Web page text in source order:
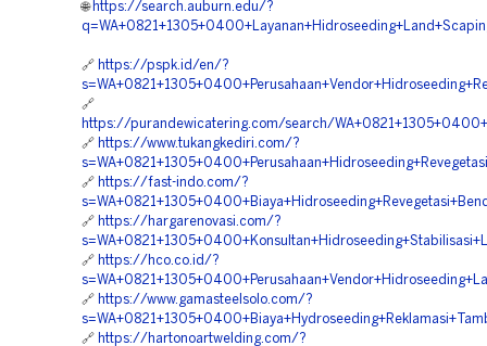
🌐 https://search.auburn.edu/?
🔗 https://pspk.id/en/?
🔗
https://purandewicatering.com/search/
🔗 https://www.tukangkediri.com/?
🔗 https://fast-indo.com/?
🔗 https://hargarenovasi.com/?
🔗 https://hco.co.id/?
🔗 https://www.gamasteelsolo.com/?
🔗 https://hartonoartwelding.com/?